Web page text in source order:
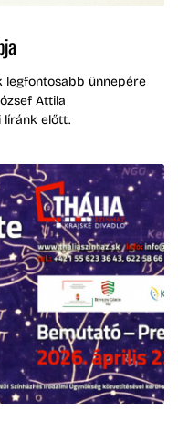
legfontosabb ünnepére
Attila
líránk előtt.